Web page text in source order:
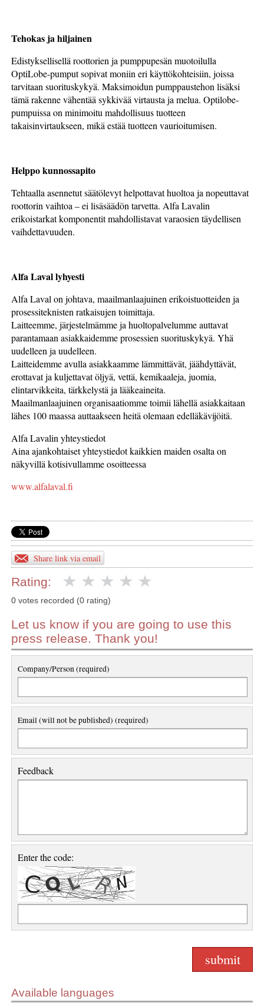
Tehokas ja hiljainen
Edistyksellisellä roottorien ja pumppupesän muotoilulla
OptiLobe-pumput sopivat moniin eri käyttökohteisiin, joissa
tarvitaan suorituskykyä. Maksimoidun pumppaustehon lisäksi
tämä rakenne vähentää sykkivää virtausta ja melua. Optilobe-
pumpuissa on minimoitu mahdollisuus tuotteen
takaisinvirtaukseen, mikä estää tuotteen vaurioitumisen.
Helppo kunnossapito
Tehtaalla asennetut säätölevyt helpottavat huoltoa ja nopeuttavat
roottorin vaihtoa – ei lisäsäädön tarvetta. Alfa Lavalin
erikoistarkat komponentit mahdollistavat varaosien täydellisen
vaihdettavuuden.
Alfa Laval lyhyesti
Alfa Laval on johtava, maailmanlaajuinen erikoistuotteiden ja
prosessiteknisten ratkaisujen toimittaja.
Laitteemme, järjestelmämme ja huoltopalvelumme auttavat
parantamaan asiakkaidemme prosessien suorituskykyä. Yhä
uudelleen ja uudelleen.
Laitteidemme avulla asiakkaamme lämmittävät, jäähdyttävät,
erottavat ja kuljettavat öljyä, vettä, kemikaaleja, juomia,
elintarvikkeita, tärkkelystä ja lääkeaineita.
Maailmanlaajuinen organisaatiomme toimii lähellä asiakkaitaan
lähes 100 maassa auttaakseen heitä olemaan edelläkävijöitä.
Alfa Lavalin yhteystiedot
Aina ajankohtaiset yhteystiedot kaikkien maiden osalta on
näkyvillä kotisivullamme osoitteessa
www.alfalaval.fi
Share link via email
Rating:
0 votes recorded (0 rating)
Let us know if you are going to use this
press release. Thank you!
Company/Person (required)
Email (will not be published) (required)
Feedback
Enter the code:
Available languages